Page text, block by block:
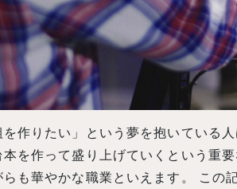
を作りたい」という夢を抱いている
を作って盛り上げていくという重
も華やかな職業といえます。 この